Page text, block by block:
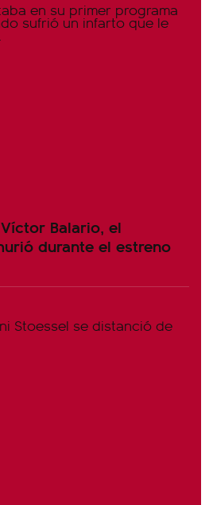
Balario, el
durante el estreno